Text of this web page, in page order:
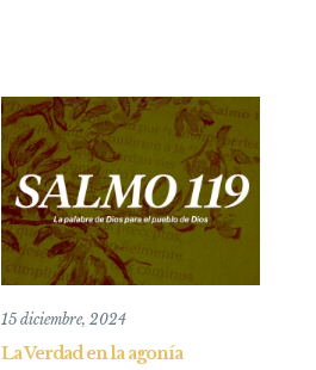
15 diciembre, 2024
La Verdad en la agonía